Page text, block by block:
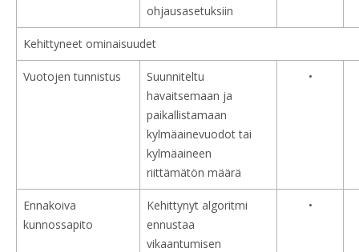
ohjausasetuksiin
Kehittyneet ominaisuudet
Vuotojen tunnistus
Suunniteltu
havaitsemaan ja
paikallistamaan
kylmäainevuodot tai
kylmäaineen
riittämätön määrä
•
Ennakoiva
kunnossapito
Kehittynyt algoritmi
ennustaa
vikaantumisen
•